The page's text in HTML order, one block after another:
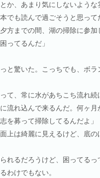
か、あまり気にしないような
でも読んで過ごそうと思って
夕方までの間、湖の掃除に参
ってるんだ」
と驚いた。こっちでも、ボラ
って、常に水があちこち流れ
流れ込んで来るんだ。何ヶ
を募って掃除してるんだよ」
上は綺麗に見えるけど、底の
れるだろうけど、困ってるっ
わけでもない。